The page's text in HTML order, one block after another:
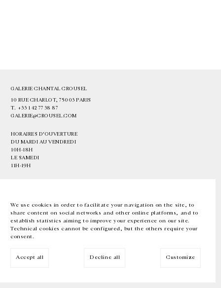
We use cookies in order to facilitate your navigation on the site, to
share content on social networks and other online platforms, and to
establish statistics aiming to improve your experience on our site.
Technical cookies cannot be configured, but the others require your
consent.
Accept all Decline all Customize
GALERIE CHANTAL CROUSEL
10 RUE CHARLOT, 75003 PARIS
T. +33 1 42 77 38 87
GALERIE@CROUSEL.COM
HORAIRES D'OUVERTURE
DU MARDI AU VENDREDI
10H-18H
LE SAMEDI
11H-19H
EN FR 中文 Facebook Instagram
Inscrivez-vous à notre newsletter